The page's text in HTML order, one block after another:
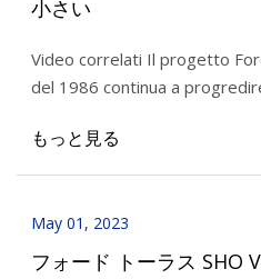
小さい
Video correlati Il progetto
del 1986 continua a
もっと見る
May 01, 2023
フォード トーラス SHO